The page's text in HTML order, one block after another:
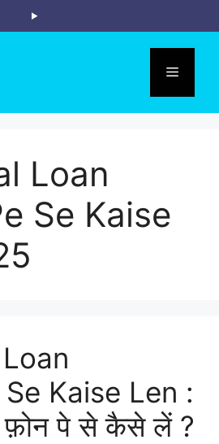
Menu
Loan
Se Kaise
Kaise Len :
फ़ोन पे से कैसे लें ?